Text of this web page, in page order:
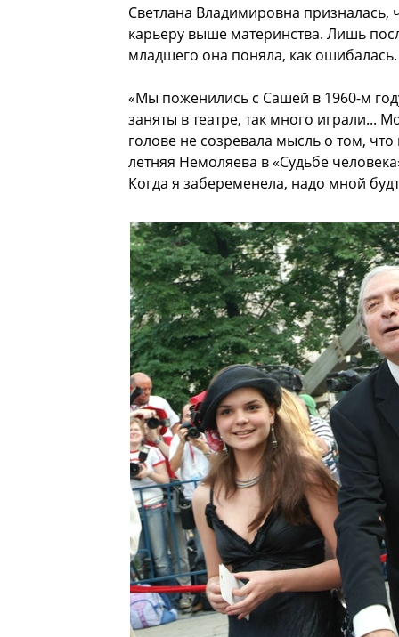
Светлана Владимировна призналась,
карьеру выше материнства. Лишь
младшего она поняла, как ошибалась.
«Мы поженились с Сашей в 1960-м
заняты в театре, так много
голове не созревала мысль о том,
летняя Немоляева в «Судьбе
Когда я забеременела, надо мной